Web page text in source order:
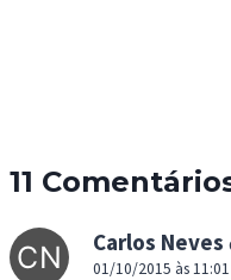
11
Carlos Neves
01/10/2015 às 11:01